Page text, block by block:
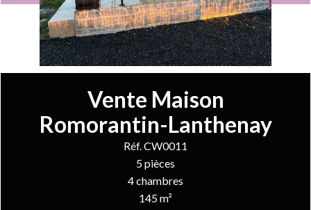
Vente Maison
Romorantin-Lanthenay
Réf. CW0011
5 pièces
4 chambres
145 m²